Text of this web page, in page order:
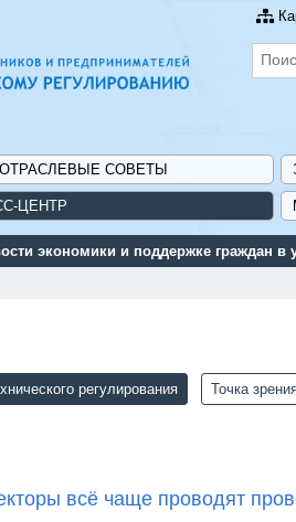
СОВЕТЫ
ЦЕНТР
поддержки для
регулирования Точка
всё чаще проводят